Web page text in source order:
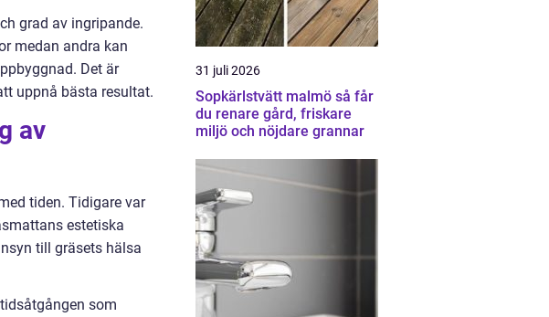
grad av ingripande.
medan andra kan
Det är
uppnå bästa resultat.
av
tiden. Tidigare var
estetiska
till gräsets hälsa
som
31 juli 2026
Sopkärlstvätt malmö så får
du renare gård, friskare
miljö och nöjdare grannar